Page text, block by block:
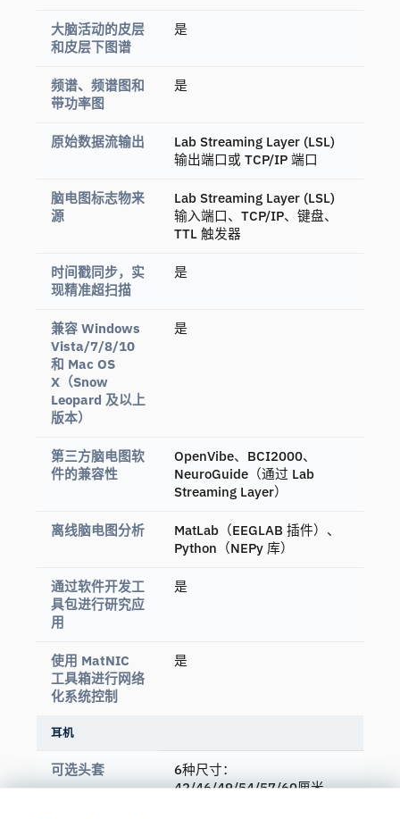
大脑活动的皮层
和皮层下图谱
是
频谱、频谱图和
带功率图
是
原始数据流输出
Lab Streaming Layer (LSL)
输出端口或 TCP/IP 端口
脑电图标志物来
源
Lab Streaming Layer (LSL)
输入端口、TCP/IP、键盘、
TTL 触发器
时间戳同步，实
现精准超扫描
是
兼容 Windows
Vista/7/8/10
和 Mac OS
X（Snow
Leopard 及以上
版本）
是
第三方脑电图软
件的兼容性
OpenVibe、BCI2000、
NeuroGuide（通过 Lab
Streaming Layer）
离线脑电图分析
MatLab（EEGLAB 插件）、
Python（NEPy 库）
通过软件开发工
具包进行研究应
用
是
使用 MatNIC
工具箱进行网络
化系统控制
是
耳机
可选头套
6种尺寸：
42/46/49/54/57/60厘米